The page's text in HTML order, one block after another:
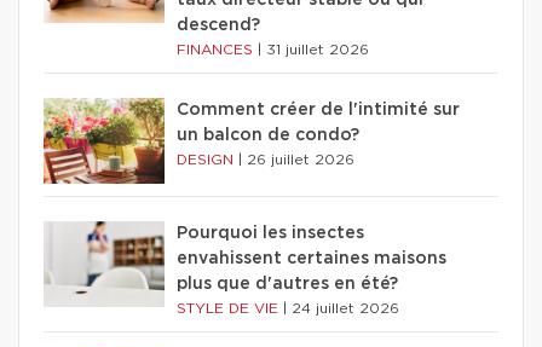
descend?
FINANCES 31 juillet 2026
Comment créer de l'intimité sur
un balcon de condo?
DESIGN 26 juillet 2026
Pourquoi les insectes
envahissent certaines maisons
plus que d'autres en été?
STYLE DE VIE 24 juillet 2026